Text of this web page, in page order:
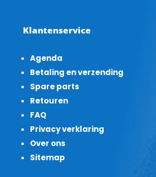
Klantenservice
Agenda
Betaling en verzending
Spare parts
Retouren
FAQ
Privacy verklaring
Over ons
Sitemap